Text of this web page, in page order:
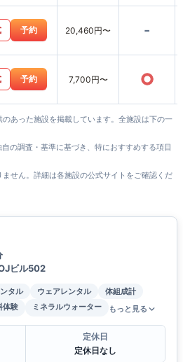
予約 20,460円〜 -
予約 7,700円〜 ○
あった施設を掲載しています。全施設は下の一
の調査・基準に基づき、特におすすめする項目
せん。詳細は各施設の公式サイトをご確認くだ
ビル502
タル ウェアレンタル
体組成計
体験 ミネラルウォーター もっと見る
定休日
定休日なし